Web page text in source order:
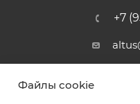
+7
Файлы cookie